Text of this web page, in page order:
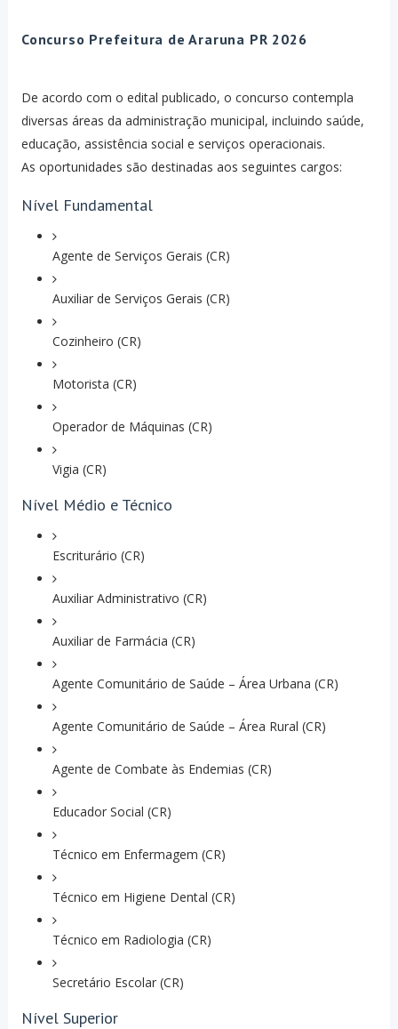
Concurso Prefeitura de Araruna PR 2026
De acordo com o edital publicado, o concurso contempla
diversas áreas da administração municipal, incluindo saúde,
educação, assistência social e serviços operacionais.
As oportunidades são destinadas aos seguintes cargos:
Nível Fundamental
Agente de Serviços Gerais (CR)
Auxiliar de Serviços Gerais (CR)
Cozinheiro (CR)
Motorista (CR)
Operador de Máquinas (CR)
Vigia (CR)
Nível Médio e Técnico
Escriturário (CR)
Auxiliar Administrativo (CR)
Auxiliar de Farmácia (CR)
Agente Comunitário de Saúde – Área Urbana (CR)
Agente Comunitário de Saúde – Área Rural (CR)
Agente de Combate às Endemias (CR)
Educador Social (CR)
Técnico em Enfermagem (CR)
Técnico em Higiene Dental (CR)
Técnico em Radiologia (CR)
Secretário Escolar (CR)
Nível Superior